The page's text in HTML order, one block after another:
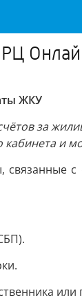
ЖКУ
за
кабинета